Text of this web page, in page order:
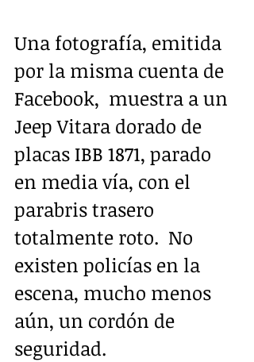
Una fotografía, emitida
por la misma cuenta de
Facebook,  muestra a un
Jeep Vitara dorado de
placas IBB 1871, parado
en media vía, con el
parabris trasero
totalmente roto.  No
existen policías en la
escena, mucho menos
aún, un cordón de
seguridad.